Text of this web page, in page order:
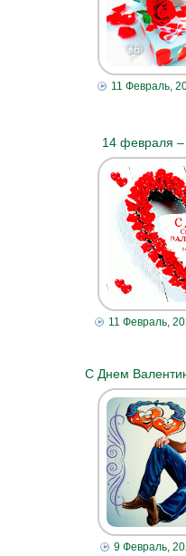
11 Февраль,
14 февраля
11 Февраль,
С Днем
9 Февраль,